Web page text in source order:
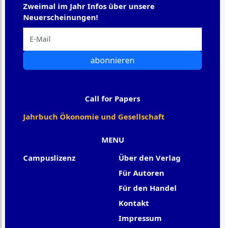
MENU
Campuslizenz
Über den Verlag
Für Autoren
Für den Handel
Kontakt
Impressum
Zweimal im Jahr Infos über unsere
Neuerscheinungen!
abonnieren
Call for Papers
Jahrbuch Ökonomie und Gesellschaft